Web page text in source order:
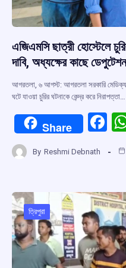
এজিএমসি ছাত্রী হোস্টেলে
দাবি, অধ্যক্ষের কাছে
আগরতলা, ৬ আগস্ট: আগরতলা সরকারি
ঘটে যাওয়া চুরির ঘটনাকে কেন্দ্র করে নিরাপত্তা…
Share
F
ce
o
o
k
By Reshmi Debnath
ত্রিপুরা